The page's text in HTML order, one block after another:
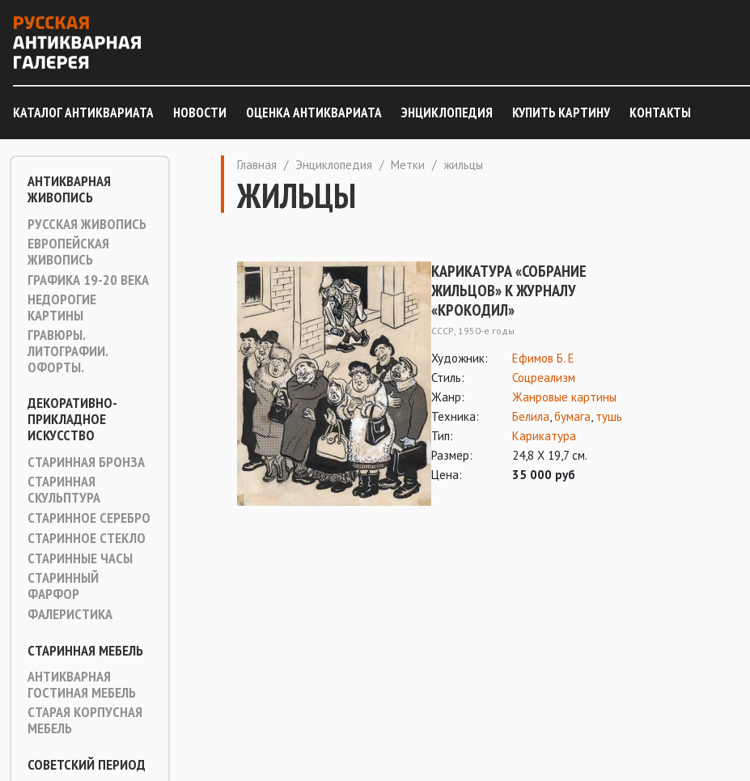
КАТАЛОГ АНТИКВАРИАТА НОВОСТИ ОЦЕНКА АНТИКВАРИАТА ЭНЦИКЛОПЕДИЯ КУПИТЬ КАРТИНУ КОНТАКТЫ
АНТИКВАРНАЯ
ЖИВОПИСЬ
РУССКАЯ ЖИВОПИСЬ
ЕВРОПЕЙСКАЯ
ЖИВОПИСЬ
ГРАФИКА 19-20 ВЕКА
НЕДОРОГИЕ
КАРТИНЫ
ГРАВЮРЫ.
ЛИТОГРАФИИ.
ОФОРТЫ.
ДЕКОРАТИВНО-
ПРИКЛАДНОЕ
ИСКУССТВО
СТАРИННАЯ БРОНЗА
СТАРИННАЯ
СКУЛЬПТУРА
СТАРИННОЕ СЕРЕБРО
СТАРИННОЕ СТЕКЛО
СТАРИННЫЕ ЧАСЫ
СТАРИННЫЙ
ФАРФОР
ФАЛЕРИСТИКА
СТАРИННАЯ МЕБЕЛЬ
АНТИКВАРНАЯ
ГОСТИНАЯ МЕБЕЛЬ
СТАРАЯ КОРПУСНАЯ
МЕБЕЛЬ
СОВЕТСКИЙ ПЕРИОД
Главная / Энциклопедия / Метки / жильцы
ЖИЛЬЦЫ
КАРИКАТУРА «СОБРАНИЕ
ЖИЛЬЦОВ» К ЖУРНАЛУ
«КРОКОДИЛ»
СССР, 1950-е годы
Художник:
Ефимов Б. Е
Стиль:
Соцреализм
Жанр:
Жанровые картины
Техника:
Белила,бумага, тушь
Тип:
Карикатура
Размер:
24,8 Х 19,7 см.
Цена:
35 000 руб